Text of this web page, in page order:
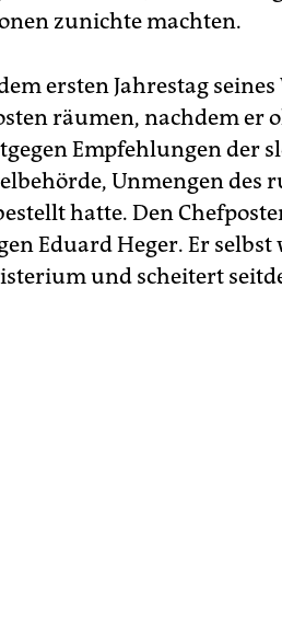
zunichte machten.
ersten Jahrestag
räumen, nachdem er
Empfehlungen der
Unmengen des
hatte. Den
Eduard Heger. Er selbst
und scheitert